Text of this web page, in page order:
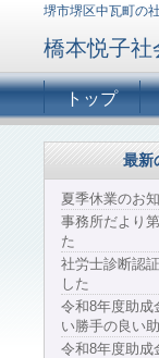
堺市堺区中瓦町の
橋本悦子社
トップ
最新
夏季休業のお
事務所だより
た
社労士診断認
した
令和8年度助
い勝手の良い
令和8年度助